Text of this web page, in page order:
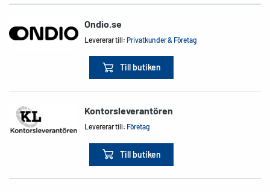
Ondio.se
Levererar till:Privatkunder & Företag
Till butiken
Kontorsleverantören
Levererar till: Företag
Till butiken